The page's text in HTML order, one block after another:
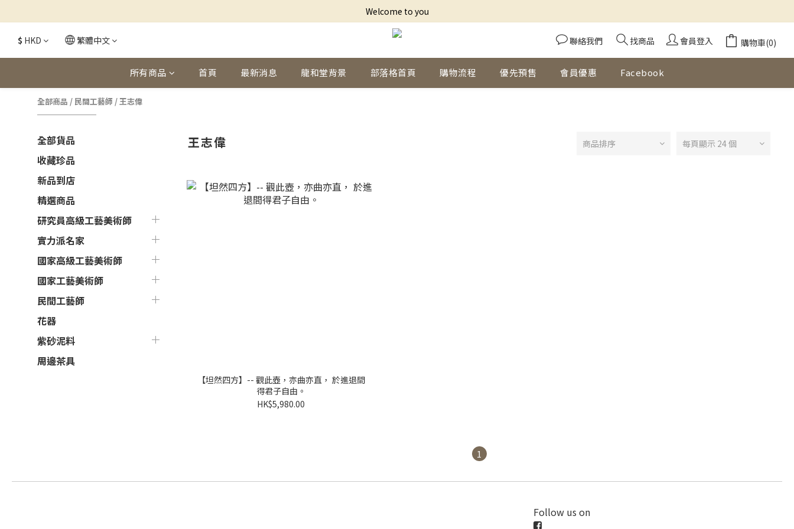
Welcome to you
$ HKD 繁體中文 聯絡我們 找商品 會員登入 購物車(0)
所有商品 首頁 最新消息 龍和堂背景 部落格首頁 購物流程 優先預售 會員優惠 Facebook
全部商品 / 民間工藝師 /王志偉
全部貨品
收藏珍品
新品到店
精選商品
研究員高級工藝美術師
實力派名家
國家高級工藝美術師
國家工藝美術師
民間工藝師
花器
紫砂泥料
周邊茶具
王志偉 商品排序 每頁顯示 24 個
【坦然四方】-- 觀此壺，亦曲亦直， 於進退間
得君子自由。
HK$5,980.00
1
Follow us on